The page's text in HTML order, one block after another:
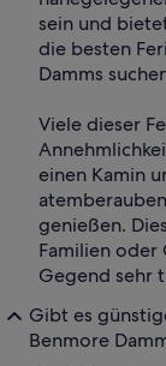
sein und
die besten
Damms
Viele dieser
einen Kamin
genießen.
Familien oder
Gegend sehr
Gibt es
Benmore